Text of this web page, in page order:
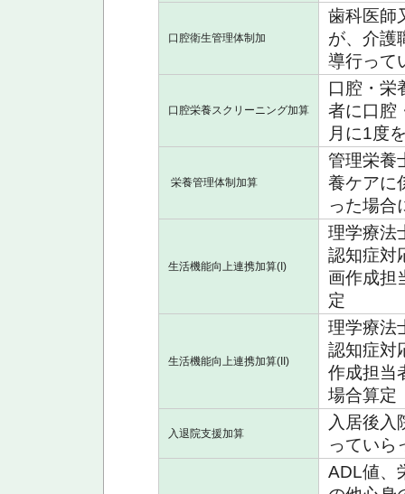
口腔衛生管理体制加
歯科医師
が、介護
導行って
口腔栄養スクリーニング加算
口腔・栄
者に口腔
月に1度
栄養管理体制加算
管理栄養
養ケアに
った場合
生活機能向上連携加算(I)
理学療法
認知症対
画作成担
定
生活機能向上連携加算(II)
理学療法
認知症対
作成担当
場合算定
入退院支援加算
入居後入
っていら
ADL値、